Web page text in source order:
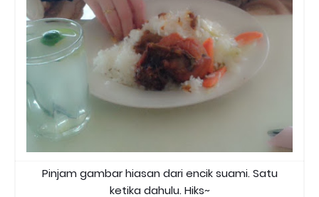
Pinjam gambar hiasan dari encik suami. Satu
ketika dahulu. Hiks~